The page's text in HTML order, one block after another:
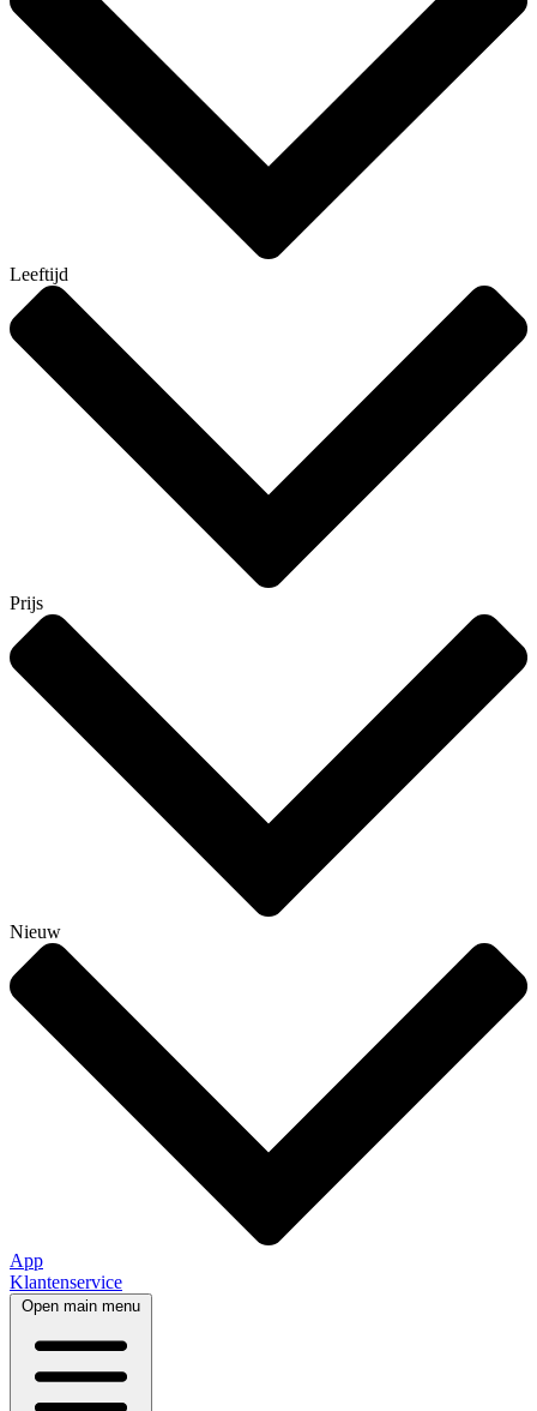
Leeftijd
Prijs
Nieuw
App
Klantenservice
Open main menu